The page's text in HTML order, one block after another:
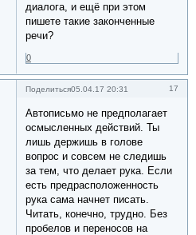
диалога, и ещё при этом
пишете такие законченные
речи?
0
Поделиться 17
05.04.17 20:31
Автописьмо не предполагает
осмысленных действий. Ты
лишь держишь в голове
вопрос и совсем не следишь
за тем, что делает рука. Если
есть предрасположенность
рука сама начнет писать.
Читать, конечно, трудно. Без
пробелов и переносов на